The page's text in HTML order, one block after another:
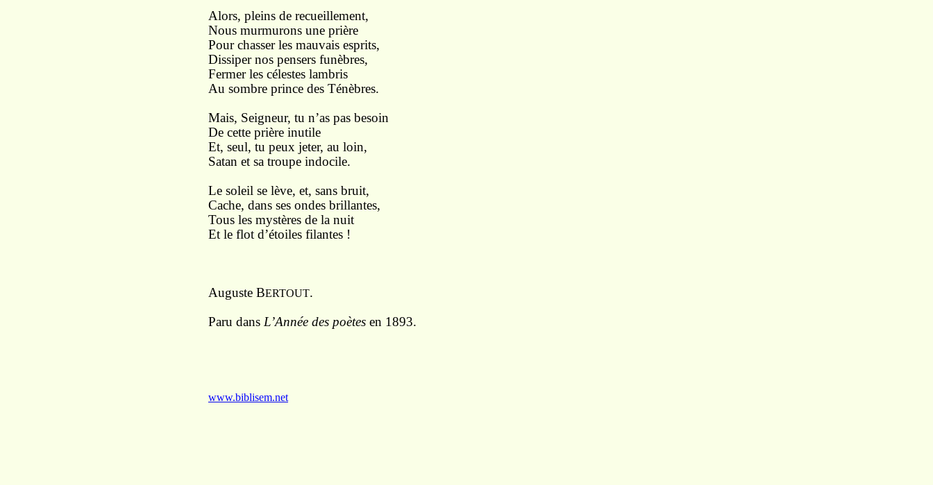
Alors, pleins de recueillement,
Nous murmurons une prière
Pour chasser les mauvais esprits,
Dissiper nos pensers funèbres,
Fermer les célestes lambris
Au sombre prince des Ténèbres.
Mais, Seigneur, tu n’as pas besoin
De cette prière inutile
Et, seul, tu peux jeter, au loin,
Satan et sa troupe indocile.
Le soleil se lève, et, sans bruit,
Cache, dans ses ondes brillantes,
Tous les mystères de la nuit
Et le flot d’étoiles filantes !
Auguste BERTOUT.
Paru dans L’Année des poètes en 1893.
www.biblisem.net